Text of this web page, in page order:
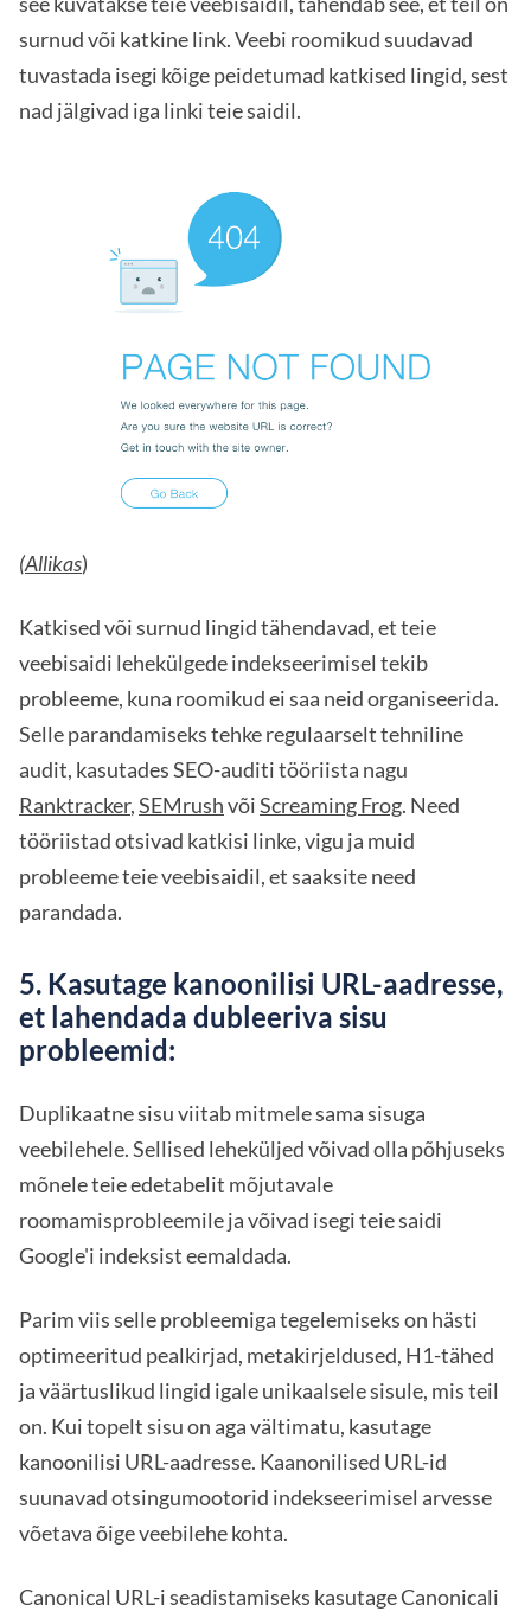
surnud või katkine link. Veebi roomikud suudavad
tuvastada isegi kõige peidetumad katkised lingid, sest
nad jälgivad iga linki teie saidil.
(Allikas)
Katkised või surnud lingid tähendavad, et teie
veebisaidi lehekülgede indekseerimisel tekib
probleeme, kuna roomikud ei saa neid organiseerida.
Selle parandamiseks tehke regulaarselt tehniline
audit, kasutades SEO-auditi tööriista nagu
Ranktracker,SEMrushvõiScreaming Frog. Need
tööriistad otsivad katkisi linke, vigu ja muid
probleeme teie veebisaidil, et saaksite need
parandada.
5. Kasutage kanoonilisi URL-aadresse,
et lahendada dubleeriva sisu
probleemid:
Duplikaatne sisu viitab mitmele sama sisuga
veebilehele. Sellised leheküljed võivad olla põhjuseks
mõnele teie edetabelit mõjutavale
roomamisprobleemile ja võivad isegi teie saidi
Google'i indeksist eemaldada.
Parim viis selle probleemiga tegelemiseks on hästi
optimeeritud pealkirjad, metakirjeldused, H1-tähed
ja väärtuslikud lingid igale unikaalsele sisule, mis teil
on. Kui topelt sisu on aga vältimatu, kasutage
kanoonilisi URL-aadresse. Kaanonilised URL-id
suunavad otsingumootorid indekseerimisel arvesse
võetava õige veebilehe kohta.
Canonical URL-i seadistamiseks kasutage Canonicali